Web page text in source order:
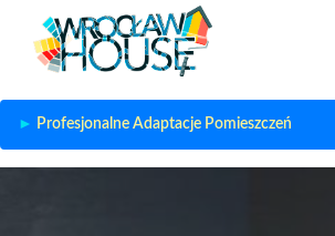
Profesjonalne Adaptacje Pomieszczeń